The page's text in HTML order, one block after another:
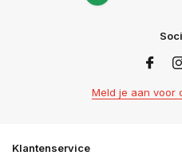
Meld je aan voor
Klantenservice